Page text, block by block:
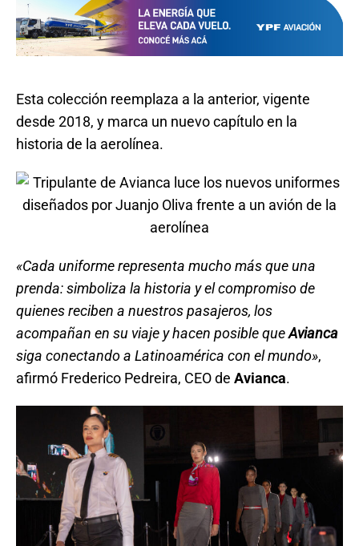
Esta colección reemplaza a la anterior, vigente
desde 2018, y marca un nuevo capítulo en la
historia de la aerolínea.
«Cada uniforme representa mucho más que una
prenda: simboliza la historia y el compromiso de
quienes reciben a nuestros pasajeros, los
acompañan en su viaje y hacen posible queAvianca
siga conectando a Latinoamérica con el mundo»,
afirmó Frederico Pedreira, CEO de Avianca.